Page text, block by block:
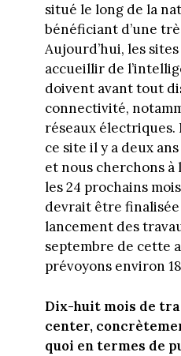
situé le long de la
bénéficiant d’une
Aujourd’hui, les
accueillir de
doivent avant tout
connectivité,
réseaux électriques.
ce site il y a deux
et nous cherchons à
les 24 prochains
devrait être
lancement des
septembre de cette
prévoyons environ
Dix-huit mois de
center,
quoi en termes de